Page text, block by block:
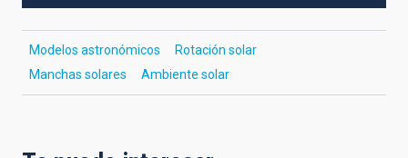
Modelos astronómicos
Rotación solar
Manchas solares
Ambiente solar